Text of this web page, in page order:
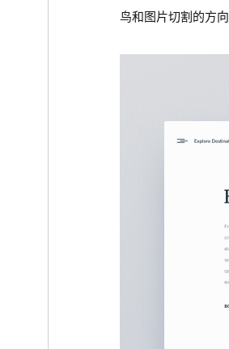
鸟和图片切割的方